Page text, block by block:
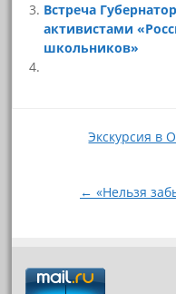
Встреча
активистами
школьников»
НавигацияЭкскурсия в
← «Нельзя